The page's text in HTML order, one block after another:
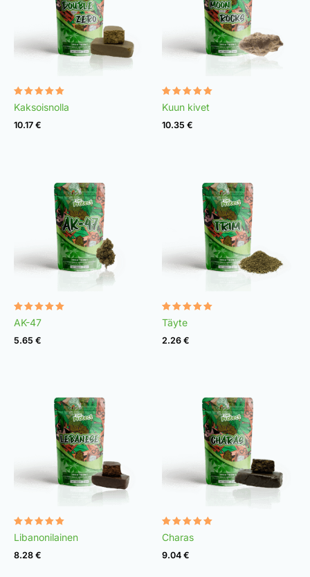
Rated
4.92
out of 5
Kaksoisnolla
10.17 €
Rated
4.95
out of 5
Kuun kivet
10.35 €
Rated
4.97
out of 5
AK-47
5.65 €
Rated
4.97
out of 5
Täyte
2.26 €
Rated
4.92
out of 5
Libanonilainen
8.28 €
Rated
4.96
out of 5
Charas
9.04 €